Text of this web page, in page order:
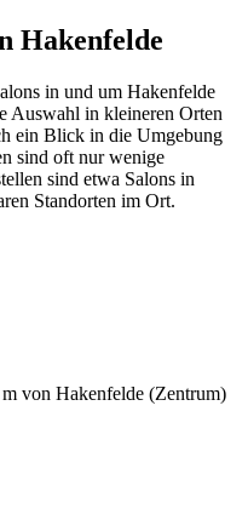
Hakenfelde
in und um Hakenfelde
Auswahl in kleineren Orten
ein Blick in die Umgebung
sind oft nur wenige
sind etwa Salons in
Standorten im Ort.
von Hakenfelde (Zentrum)